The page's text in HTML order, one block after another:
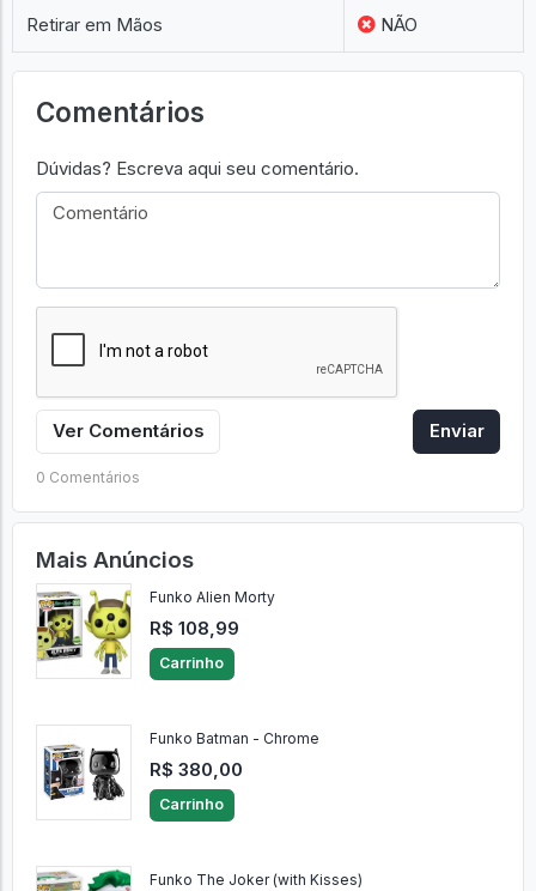
Retirar em Mãos NÃO
Comentários
Dúvidas? Escreva aqui seu comentário.
Ver Comentários Enviar
0 Comentários
Mais Anúncios
Funko Alien Morty
R$ 108,99
Carrinho
Funko Batman - Chrome
R$ 380,00
Carrinho
Funko The Joker (with Kisses)